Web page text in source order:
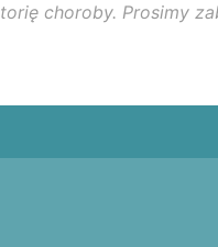
choroby. Prosimy